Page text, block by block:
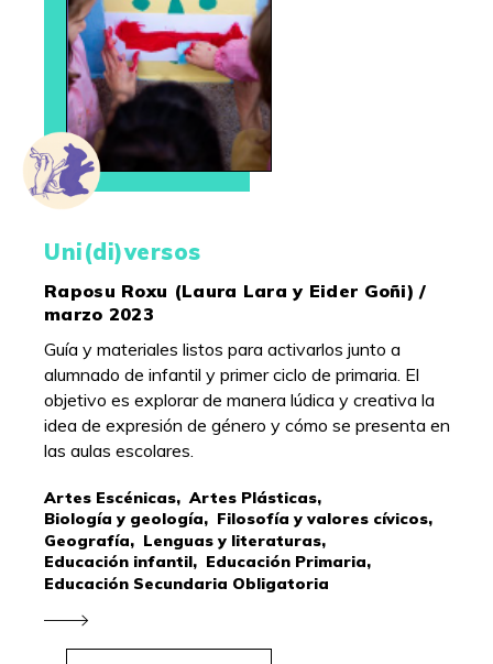
Uni(di)versos
Raposu Roxu (Laura Lara y Eider Goñi) /
marzo 2023
Guía y materiales listos para activarlos junto a
alumnado de infantil y primer ciclo de primaria. El
objetivo es explorar de manera lúdica y creativa la
idea de expresión de género y cómo se presenta en
las aulas escolares.
Artes Escénicas, Artes Plásticas,
Biología y geología, Filosofía y valores cívicos,
Geografía, Lenguas y literaturas,
Educación infantil, Educación Primaria,
Educación Secundaria Obligatoria